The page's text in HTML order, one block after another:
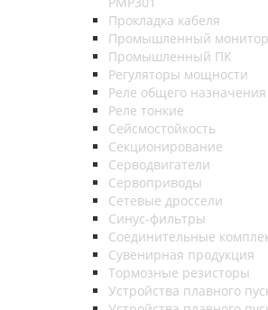
Прокладка кабеля
Промышленный монитор
Промышленный ПК
Регуляторы мощности
Реле общего назначения
Реле тонкие
Сейсмостойкость
Секционирование
Серводвигатели
Сервоприводы
Сетевые дроссели
Синус-фильтры
Соединительные
Сувенирная продукция
Тормозные резисторы
Устройства плавного